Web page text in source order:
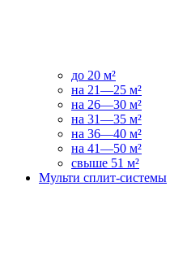
до 20 м²
на 21—25 м²
на 26—30 м²
на 31—35 м²
на 36—40 м²
на 41—50 м²
свыше 51 м²
Мульти сплит-системы